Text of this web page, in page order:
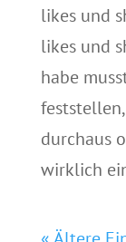
likes und
likes und
habe
durchaus
wirklich